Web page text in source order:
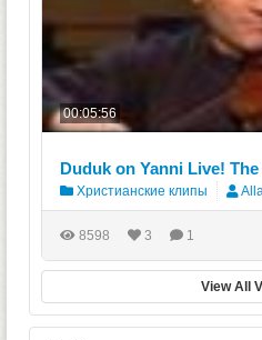
00:05:56
Duduk on Yanni Live!
Христианские клипы
8598 3 1
View All